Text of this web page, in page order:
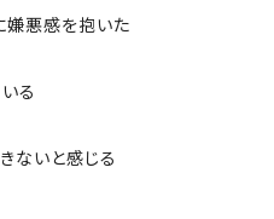
悪感を抱いた
る
ないと感じる